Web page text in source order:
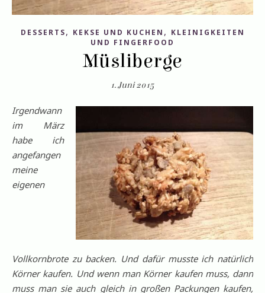
DESSERTS, KEKSE UND KUCHEN , KLEINIGKEITEN
UND FINGERFOOD
Müsliberge
1. Juni 2015
Irgendwann
im März
habe ich
angefangen
meine
eigenen
Vollkornbrote zu backen. Und dafür musste ich natürlich
Körner kaufen. Und wenn man Körner kaufen muss, dann
muss man sie auch gleich in großen Packungen kaufen,